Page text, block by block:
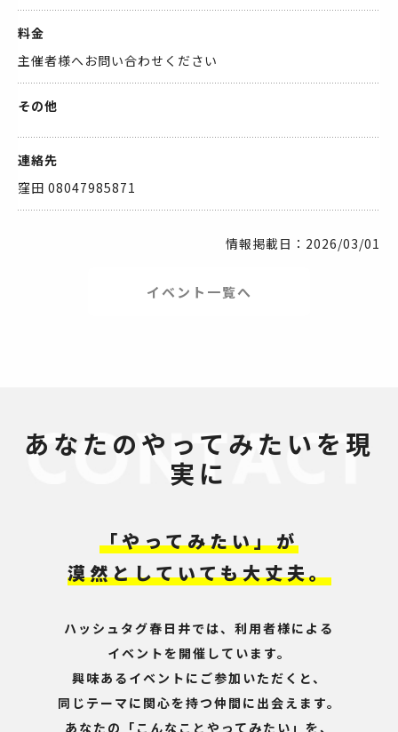
料金
主催者様へお問い合わせください
その他
連絡先
窪田 08047985871
情報掲載日：2026/03/01
イベント一覧へ
あなたのやってみたいを現
実に
「やってみたい」が
漠然としていても大丈夫。
ハッシュタグ春日井では、利用者様による
イベントを開催しています。
興味あるイベントにご参加いただくと、
同じテーマに関心を持つ仲間に出会えます。
あなたの「こんなことやってみたい」を、